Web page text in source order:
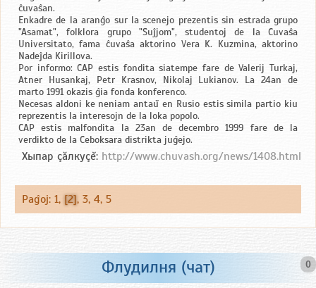
ĉuvaŝan.
Enkadre de la aranĝo sur la scenejo prezentis sin estrada grupo
"Asamat", folklora grupo "Ŝuĵjom", studentoj de la Ĉuvaŝa
Universitato, fama ĉuvaŝa aktorino Vera K. Kuzmina, aktorino
Nadeĵda Kirillova.
Por informo: ĈAP estis fondita siatempe fare de Valerij Turkaj,
Atner Husankaj, Petr Krasnov, Nikolaj Lukianov. La 24an de
marto 1991 okazis ĝia fonda konferenco.
Necesas aldoni ke neniam antaŭ en Rusio estis simila partio kiu
reprezentis la interesojn de la loka popolo.
ĈAP estis malfondita la 23an de decembro 1999 fare de la
verdikto de la Ĉeboksara distrikta juĝejo.
Хыпар çăлкуçĕ: http://www.chuvash.org/news/1408.html
Paĝoj: 1, [2], 3, 4, 5
0
Флудилня (чат)